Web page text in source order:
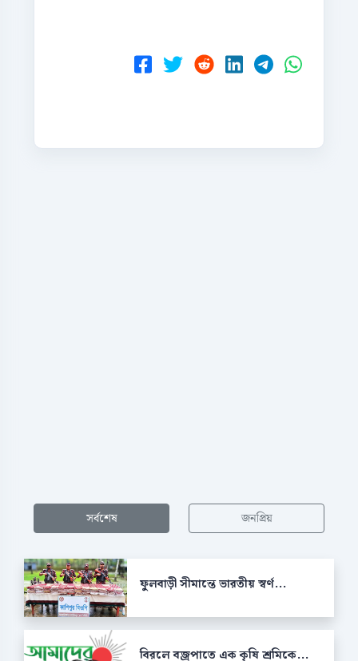
সর্বশেষ জনপ্রিয়
ফুলবাড়ী সীমান্তে ভারতীয় স্বর্ণ...
বিরলে বজ্রপাতে এক কৃষি শ্রমিকে...